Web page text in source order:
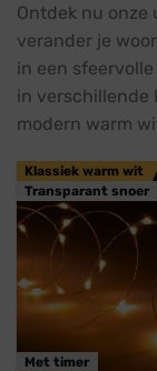
Ontdek nu
verander je
in een
in verschillende
modern warm
Klassiek warm wit
Transparant snoer
Met timer